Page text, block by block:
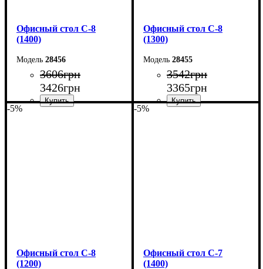
Офисный стол С-8
(1400)
28456
3606грн
3426грн
Офисный стол С-8
(1300)
28455
3542грн
3365грн
-5%
Офисный стол С-8
(1200)
-5%
Офисный стол С-7
(1400)